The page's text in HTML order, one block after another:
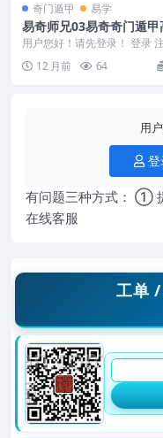
奇门遁甲 易学
易奇师兄03易奇奇门遁甲
级23集视频Y
用户您好！请先登录！ 登录
易奇师兄03易奇奇门遁甲高级
集视频Y 实...
12 月前 64
用
有问题三种方式： ①
在线客服
工单